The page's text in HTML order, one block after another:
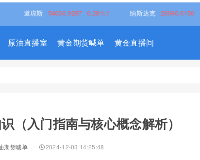
道琼斯 54036.9297 0.28%↑ 纳斯达克 26690.6150 1.30%↑
原油直播室 黄金期货喊单 黄金直播间
（入门指南与核心概念解析）
期货喊单 2024-12-03 14:25:48